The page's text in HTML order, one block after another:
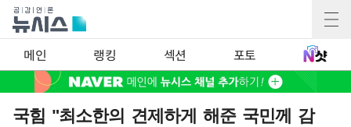
메인 랭킹 섹션 포토
국힘 "최소한의 견제하게 해준 국민께 감